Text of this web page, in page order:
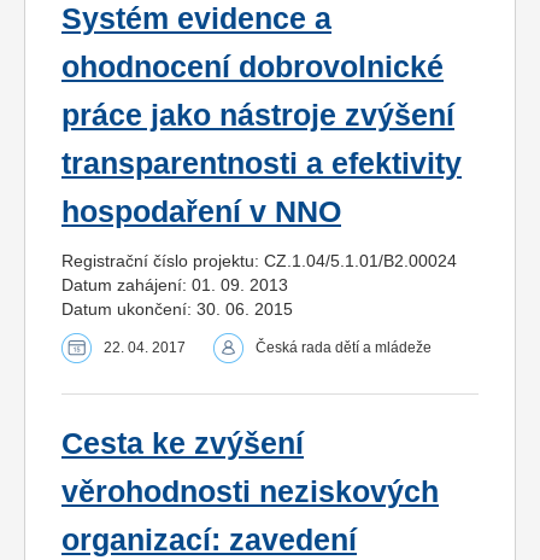
Systém evidence a
ohodnocení dobrovolnické
práce jako nástroje zvýšení
transparentnosti a efektivity
hospodaření v NNO
Registrační číslo projektu: CZ.1.04/5.1.01/B2.00024
Datum zahájení: 01. 09. 2013
Datum ukončení: 30. 06. 2015
22. 04. 2017 Česká rada dětí a mládeže
Cesta ke zvýšení
věrohodnosti neziskových
organizací: zavedení